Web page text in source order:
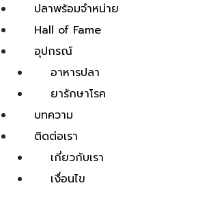
ปลาพร้อมจำหน่าย
Hall of Fame
อุปกรณ์
อาหารปลา
ยารักษาโรค
บทความ
ติดต่อเรา
เกี่ยวกับเรา
เงื่อนไข